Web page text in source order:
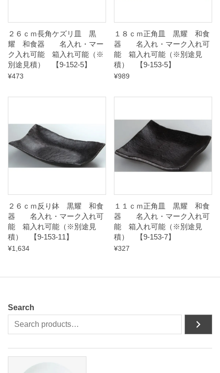
q
u
a
n
t
２６ｃｍ長角ケズリ皿 黒
耀 和食器 名入れ・マー
ク入れ可能 箱入れ可能（※
別途見積） 【9-152-5】
¥473
１８ｃｍ正角皿 黒耀 和食
器 名入れ・マーク入れ可
能 箱入れ可能（※別途見
積） 【9-153-5】
¥989
２６ｃｍ反り鉢 黒耀 和食
器 名入れ・マーク入れ可
能 箱入れ可能（※別途見
積） 【9-153-11】
¥1,634
１１ｃｍ正角皿 黒耀 和食
器 名入れ・マーク入れ可
能 箱入れ可能（※別途見
積） 【9-153-7】
¥327
Search